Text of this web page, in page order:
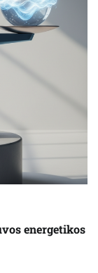
energetikos